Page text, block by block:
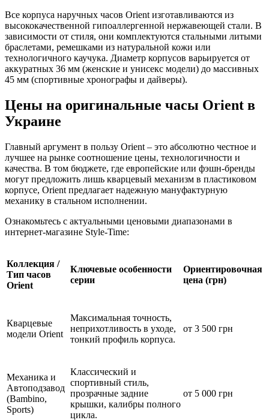
Все корпуса наручных часов Orient изготавливаются из
высококачественной гипоаллергенной нержавеющей стали. В
зависимости от стиля, они комплектуются стальными литыми
браслетами, ремешками из натуральной кожи или
технологичного каучука. Диаметр корпусов варьируется от
аккуратных 36 мм (женские и унисекс модели) до массивных
45 мм (спортивные хронографы и дайверы).
Цены на оригинальные часы Orient в
Украине
Главный аргумент в пользу Orient – это абсолютно честное и
лучшее на рынке соотношение цены, технологичности и
качества. В том бюджете, где европейские или фэшн-бренды
могут предложить лишь кварцевый механизм в пластиковом
корпусе, Orient предлагает надежную мануфактурную
механику в стальном исполнении.
Ознакомьтесь с актуальными ценовыми диапазонами в
интернет-магазине Style-Time:
Коллекция /
Тип часов
Orient
Ключевые особенности
серии
Ориентировочная
цена (грн)
Кварцевые
модели Orient
Максимальная точность,
неприхотливость в уходе,
тонкий профиль корпуса.
от 3 500 грн
Механика и
Автоподзавод
(Bambino,
Sports)
Классический и
спортивный стиль,
прозрачные задние
крышки, калибры полного
цикла.
от 5 000 грн